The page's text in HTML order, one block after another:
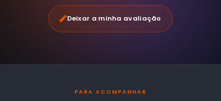
Deixar a minha avaliação
PARA ACOMPANHAR